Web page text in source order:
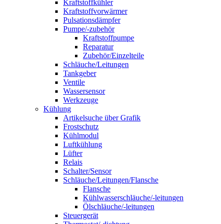
Kraftstoffkühler
Kraftstoffvorwärmer
Pulsationsdämpfer
Pumpe/-zubehör
Kraftstoffpumpe
Reparatur
Zubehör/Einzelteile
Schläuche/Leitungen
Tankgeber
Ventile
Wassersensor
Werkzeuge
Kühlung
Artikelsuche über Grafik
Frostschutz
Kühlmodul
Luftkühlung
Lüfter
Relais
Schalter/Sensor
Schläuche/Leitungen/Flansche
Flansche
Kühlwasserschläuche/-leitungen
Ölschläuche/-leitungen
Steuergerät